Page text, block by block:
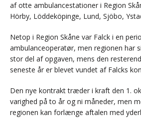
af otte ambulancestationer i Region
Hörby, Löddeköpinge, Lund, Sjöbo,
Netop i Region Skåne var Falck i en
ambulanceoperatør, men regionen har
stor del af opgaven, mens den
seneste år er blevet vundet af Falcks
Den nye kontrakt træder i kraft den 1.
varighed på to år og ni måneder, men
regionen kan forlænge aftalen med